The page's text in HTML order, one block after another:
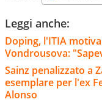
Leggi anche:
Doping, l'ITIA
Vondrousova:
Sainz penalizzato a
esemplare per l'ex
Alonso